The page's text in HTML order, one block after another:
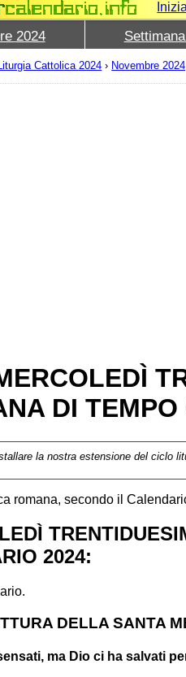
2024
Cattolica 2024 › Novembre 2024
DI
la nostra estensione del ciclo
romana, secondo il
2024:
DELLA SANTA
ma Dio ci ha salvati